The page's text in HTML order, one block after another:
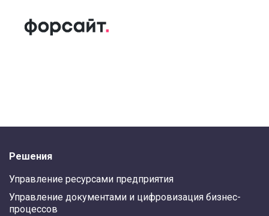
Решения
Управление ресурсами предприятия
Управление документами и цифровизация бизнес-
процессов